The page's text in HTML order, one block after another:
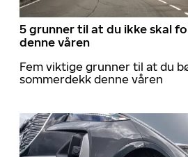
5 grunner til at du ikke skal
denne våren
Fem viktige grunner til at du
sommerdekk denne våren